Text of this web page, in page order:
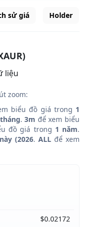
sử giá Holder
liệu
zoom:
biểu đồ giá trong 1
.3m để xem biểu
đồ giá trong 1 năm.
(2026. ALLđể xem
$0.02172